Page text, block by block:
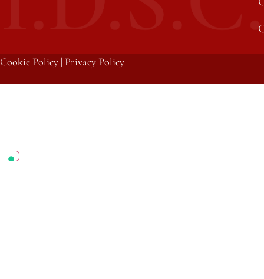
Cookie Policy | Privacy Policy